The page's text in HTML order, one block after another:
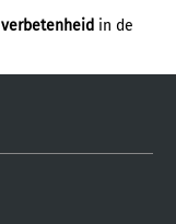
verbetenheid in de